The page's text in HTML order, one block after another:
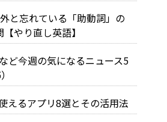
と忘れている「助動詞」の
やり直し英語】
ど今週の気になるニュース5
えるアプリ8選とその活用法